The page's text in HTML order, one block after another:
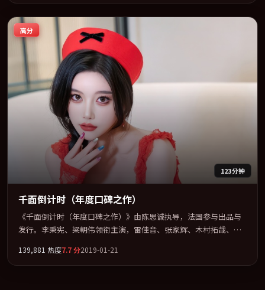
2024-06-05 在内地院线及主流平台同步亮相，2024 年度话题片中口
碑稳健，适合喜欢强情节与人物弧光的观众完整观看。
高分
123分钟
千面倒计时（年度口碑之作）
《千面倒计时（年度口碑之作）》由陈思诚执导，法国参与出品与
发行。李秉宪、梁朝伟领衔主演，雷佳音、张家辉、木村拓哉、赵
「战争」类型为骨架，在叙事、表演与视听上力求统一。定于
2019-01-07 在内地院线及主流平台同步亮相，2019 年度话题片中口
139,881 热度7.7分2019-01-21